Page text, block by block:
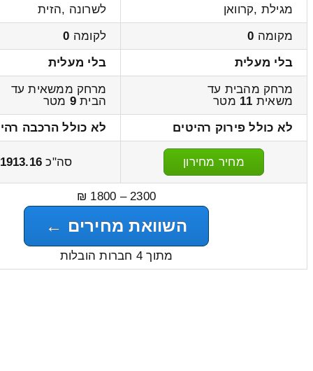
מגילת ,קרוואן
לשרונה ,הזית
מקומה 0 לקומה 0
בלי מעלית
בלי מעלית
מרחק מהבית עד
משאית 11 מטר
מרחק ממשאית עד
הבית9 מטר
לא כולל פירוק רהיטים
לא כולל הרכבה
מחיר מחירון סה"כ 1913.16
2300 – 1800 ₪
השוואת מחירים ←
מתוך 4 חברות הובלות